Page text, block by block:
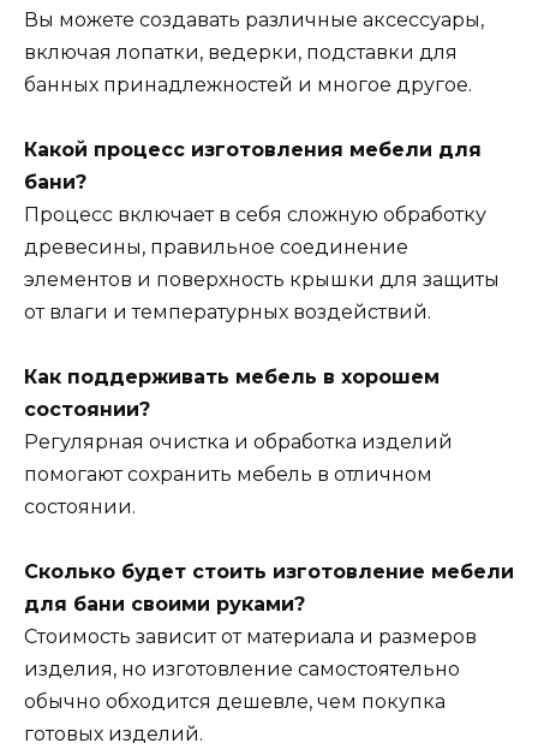
Вы можете создавать различные аксессуары,
включая лопатки, ведерки, подставки для
банных принадлежностей и многое другое.
Какой процесс изготовления мебели для
бани?
Процесс включает в себя сложную обработку
древесины, правильное соединение
элементов и поверхность крышки для защиты
от влаги и температурных воздействий.
Как поддерживать мебель в хорошем
состоянии?
Регулярная очистка и обработка изделий
помогают сохранить мебель в отличном
состоянии.
Сколько будет стоить изготовление мебели
для бани своими руками?
Стоимость зависит от материала и размеров
изделия, но изготовление самостоятельно
обычно обходится дешевле, чем покупка
готовых изделий.